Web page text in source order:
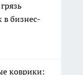
в бизнес-
коврики: